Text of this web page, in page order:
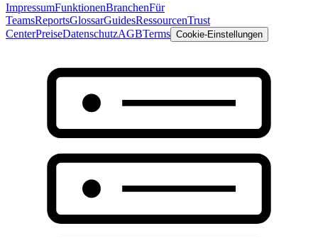
ImpressumFunktionenBranchenFür
TeamsReportsGlossarGuidesRessourcenTrust
CenterPreiseDatenschutzAGBTerms Cookie-Einstellungen